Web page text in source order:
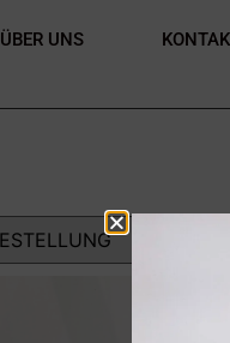
ÜBER UNS